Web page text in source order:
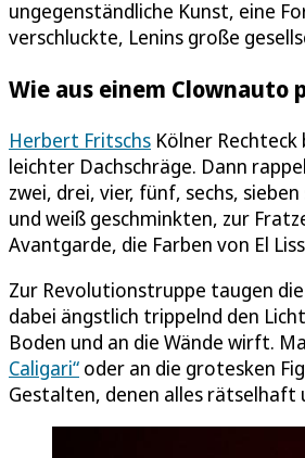
ungegenständliche Kunst, eine
verschluckte, Lenins große
Wie aus einem Clownauto
Herbert Fritschs Kölner
leichter Dachschräge. Dann
zwei, drei, vier, fünf, sechs,
und weiß geschminkten, zur
Avantgarde, die Farben von El
Zur Revolutionstruppe taugen
dabei ängstlich trippelnd den
Boden und an die Wände wirft.
Caligari“ oder an die grotesken
Gestalten, denen alles rätselhaft